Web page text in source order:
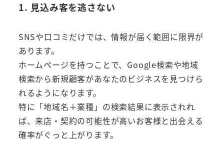
1. 見込み客を逃さない
SNSや口コミだけでは、情報が届く範囲に限界が
あります。
ホームページを持つことで、Google検索や地域
検索から新規顧客があなたのビジネスを見つけら
れるようになります。
特に「地域名＋業種」の検索結果に表示されれ
ば、来店・契約の可能性が高いお客様と出会える
確率がぐっと上がります。